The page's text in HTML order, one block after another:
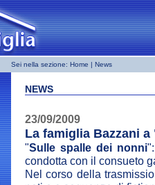
Sei nella sezione: Home | News
NEWS
23/09/2009
La famiglia Bazzani
"Sulle spalle dei nonni
condotta con il consueto
Nel corso della